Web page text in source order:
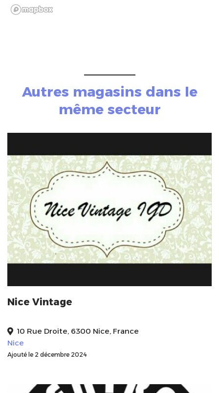
Autres magasins dans le
même secteur
Nice Vintage
10 Rue Droite, 6300 Nice, France
Nice
Ajouté le 2 décembre 2024